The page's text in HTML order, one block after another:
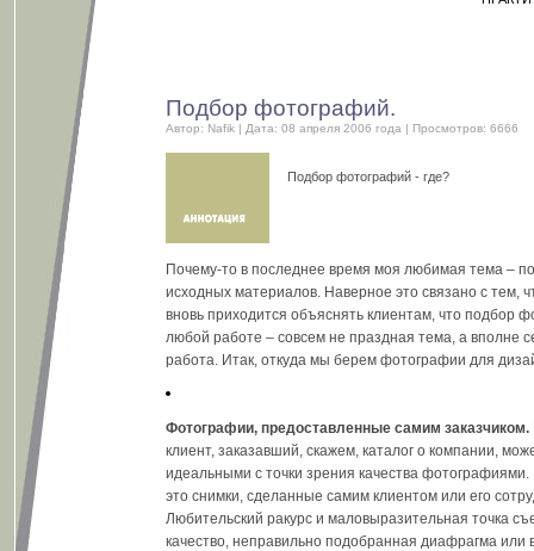
Подбор фотографий.
Автор: Nafik | Дата: 08 апреля 2006 года | Просмотров: 6666
Подбор фотографий - где?
Почему-то в последнее время моя любимая тема –
исходных материалов. Наверное это связано с тем,
вновь приходится объяснять клиентам, что подбор
любой работе – совсем не праздная тема, а вполне
работа. Итак, откуда мы берем фотографии для
Фотографии, предоставленные самим заказчиком.
клиент, заказавший, скажем, каталог о компании,
идеальными с точки зрения качества фотографиями.
это снимки, сделанные самим клиентом или его
Любительский ракурс и маловыразительная точка
качество, неправильно подобранная диафрагма или